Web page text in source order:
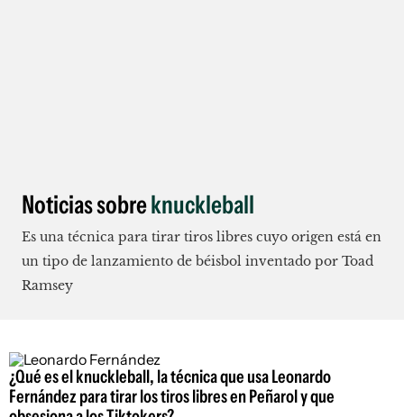
Noticias sobreknuckleball
Es una técnica para tirar tiros libres cuyo origen está en
un tipo de lanzamiento de béisbol inventado por Toad
Ramsey
¿Qué es el knuckleball, la técnica que usa Leonardo
Fernández para tirar los tiros libres en Peñarol y que